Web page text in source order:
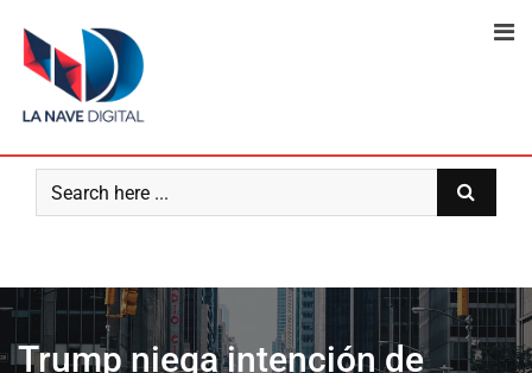
content
Trump niega intención de